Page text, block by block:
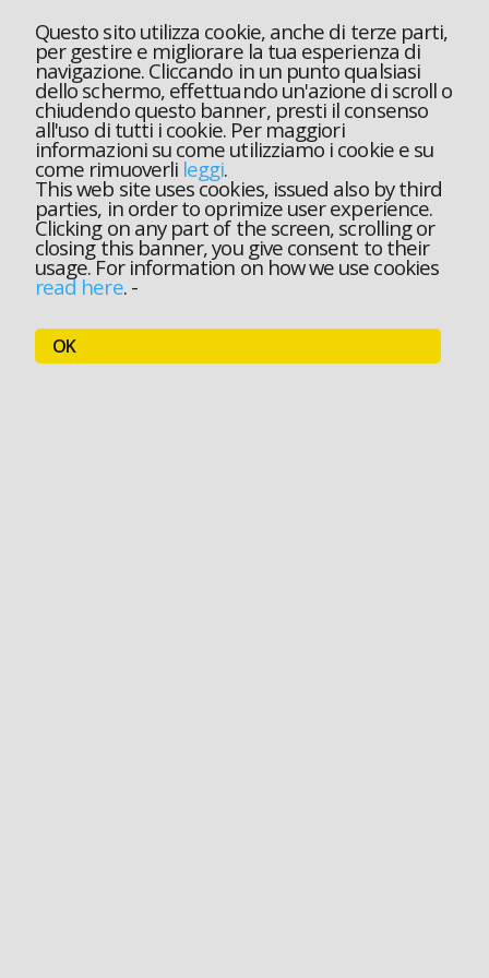
Questo sito utilizza cookie, anche di terze parti,
per gestire e migliorare la tua esperienza di
navigazione. Cliccando in un punto qualsiasi
dello schermo, effettuando un'azione di scroll o
chiudendo questo banner, presti il consenso
all'uso di tutti i cookie. Per maggiori
informazioni su come utilizziamo i cookie e su
come rimuoverli leggi.
This web site uses cookies, issued also by third
parties, in order to oprimize user experience.
Clicking on any part of the screen, scrolling or
closing this banner, you give consent to their
usage. For information on how we use cookies
read here.-
OK